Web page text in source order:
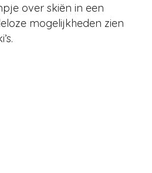
over skiën in een
mogelijkheden zien